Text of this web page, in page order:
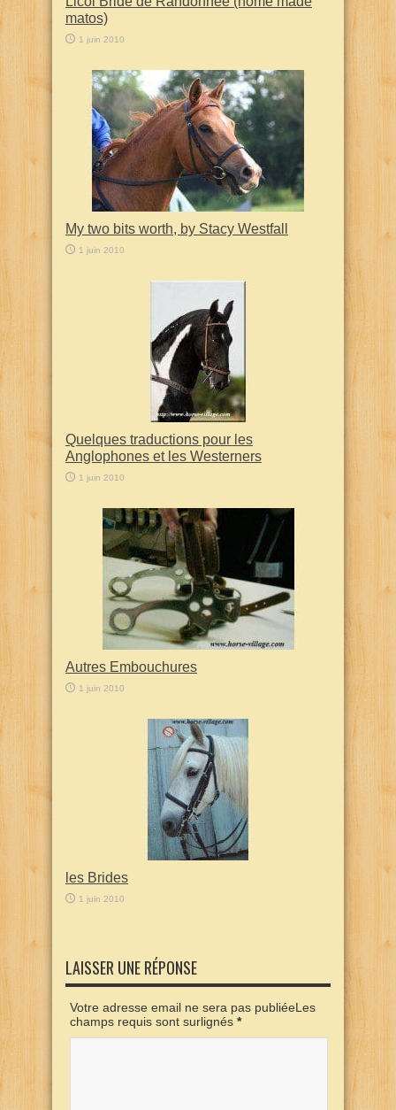
matos)
1 juin 2010
My two bits worth, by Stacy Westfall
1 juin 2010
Quelques traductions pour les
Anglophones et les Westerners
1 juin 2010
Autres Embouchures
1 juin 2010
les Brides
1 juin 2010
LAISSER UNE RÉPONSE
Votre adresse email ne sera pas publiéeLes
champs requis sont surlignés *